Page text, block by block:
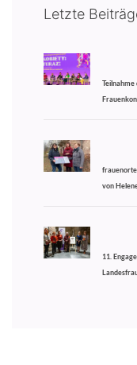
Letzte
Teilnahme
frauenorte
von
11.